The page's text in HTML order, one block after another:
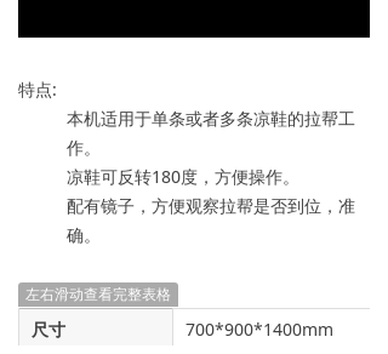
特点:
本机适用于单条或者多条凉鞋的拉帮工
作。
凉鞋可反转180度，方便操作。
配有镜子，方便观察拉帮是否到位，准
确。
左右滑动查看完整表格
尺寸 700*900*1400mm